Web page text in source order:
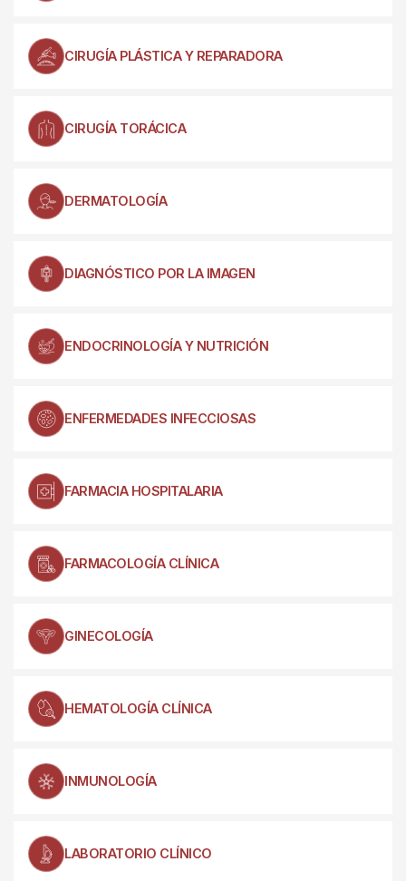
CIRUGÍA PLÁSTICA Y REPARADORA
CIRUGÍA TORÁCICA
DERMATOLOGÍA
DIAGNÓSTICO POR LA IMAGEN
ENDOCRINOLOGÍA Y NUTRICIÓN
ENFERMEDADES INFECCIOSAS
FARMACIA HOSPITALARIA
FARMACOLOGÍA CLÍNICA
GINECOLOGÍA
HEMATOLOGÍA CLÍNICA
INMUNOLOGÍA
LABORATORIO CLÍNICO